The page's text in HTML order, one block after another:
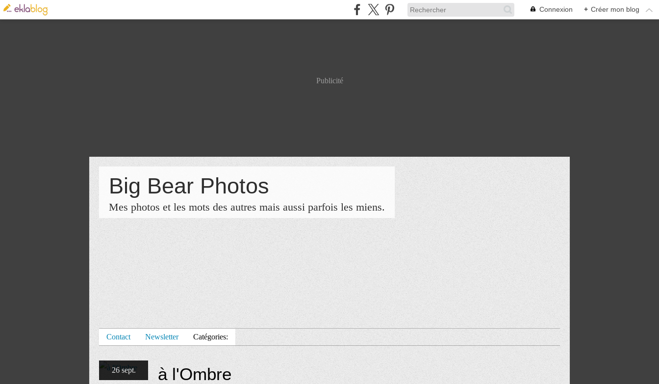
Connexion + Créer mon blog
Publicité
Big Bear Photos
Mes photos et les mots des autres mais aussi parfois les miens.
Contact Newsletter Catégories:
26 sept. à l'Ombre